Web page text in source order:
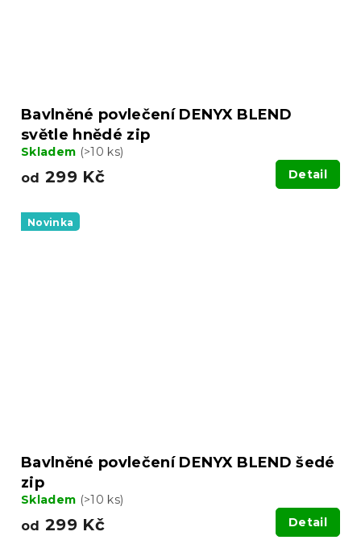
Bavlněné povlečení DENYX BLEND
světle hnědé zip
Skladem (>10 ks)
od 299 Kč Detail
Novinka
Bavlněné povlečení DENYX BLEND šedé
zip
Skladem (>10 ks)
od 299 Kč Detail